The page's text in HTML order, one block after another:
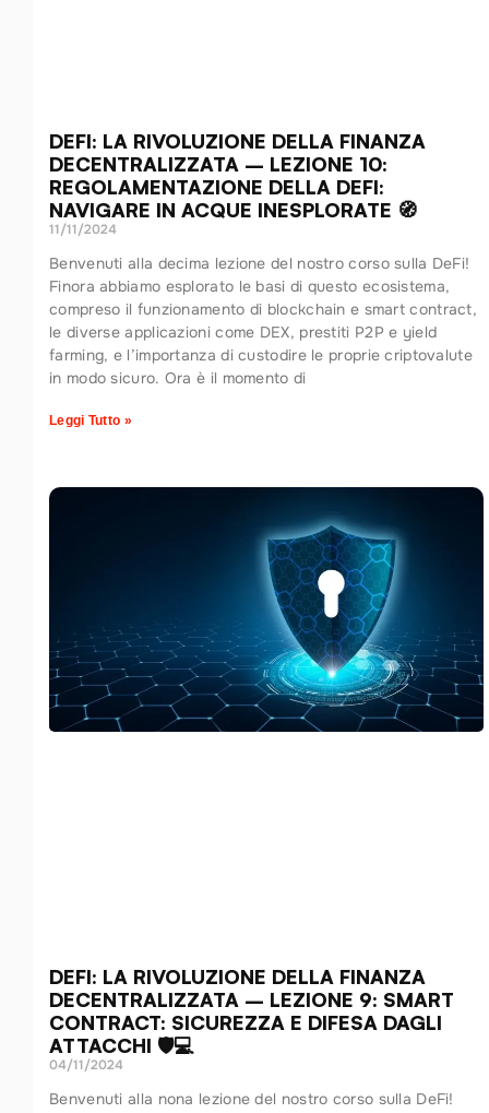
DEFI: LA RIVOLUZIONE DELLA FINANZA
DECENTRALIZZATA – LEZIONE 10:
REGOLAMENTAZIONE DELLA DEFI:
NAVIGARE IN ACQUE INESPLORATE 🧭
11/11/2024
Benvenuti alla decima lezione del nostro corso sulla DeFi!
Finora abbiamo esplorato le basi di questo ecosistema,
compreso il funzionamento di blockchain e smart contract,
le diverse applicazioni come DEX, prestiti P2P e yield
farming, e l’importanza di custodire le proprie criptovalute
in modo sicuro. Ora è il momento di
Leggi Tutto »
DEFI: LA RIVOLUZIONE DELLA FINANZA
DECENTRALIZZATA – LEZIONE 9: SMART
CONTRACT: SICUREZZA E DIFESA DAGLI
ATTACCHI 🛡️💻
04/11/2024
Benvenuti alla nona lezione del nostro corso sulla DeFi!